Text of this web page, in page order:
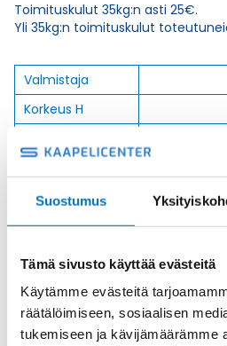
Suostumus
Tämä sivusto käyttää evästeitä
Käytämme evästeitä
räätälöimiseen, sosiaalisen
tukemiseen ja kävijämäärämme
Toimituskulut 35kg:n asti 25€.
Yli 35kg:n toimituskulut
Valmistaja
Korkeus H
Gl
Kierre
Ulkokierre Ag
Normen